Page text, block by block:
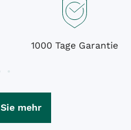
1000 Tage Garantie
mehr